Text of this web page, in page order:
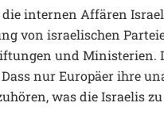
internen Affären
von israelischen
und Ministerien.
nur Europäer ihre
was die Israelis